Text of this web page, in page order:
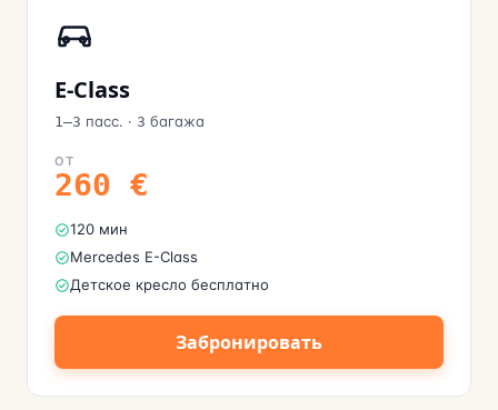
E-Class
1–3 пасс. · 3 багажа
ОТ
260 €
120 мин
Mercedes E-Class
Детское кресло бесплатно
Забронировать